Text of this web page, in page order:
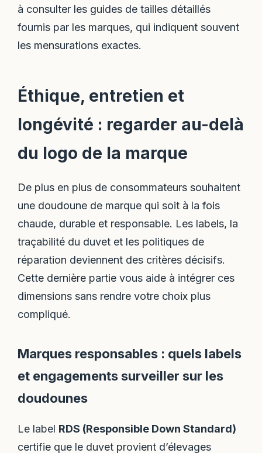
à consulter les guides de tailles détaillés
fournis par les marques, qui indiquent souvent
les mensurations exactes.
Éthique, entretien et
longévité : regarder au-delà
du logo de la marque
De plus en plus de consommateurs souhaitent
une doudoune de marque qui soit à la fois
chaude, durable et responsable. Les labels, la
traçabilité du duvet et les politiques de
réparation deviennent des critères décisifs.
Cette dernière partie vous aide à intégrer ces
dimensions sans rendre votre choix plus
compliqué.
Marques responsables : quels labels
et engagements surveiller sur les
doudounes
Le label RDS (Responsible Down Standard)
certifie que le duvet provient d’élevages